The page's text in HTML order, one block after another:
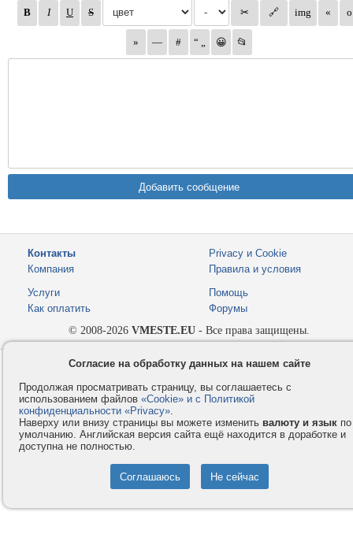
Контакты
Компания
Privacy и Cookie
Правила и условия
Услуги
Как оплатить
Помощь
Форумы
© 2008-2026 VMESTE.EU - Все права защищены.
Согласие на обработку данных на нашем сайте
Продолжая просматривать страницу, вы соглашаетесь с
использованием файлов «Cookie» и с Политикой
конфиденциальности «Privacy».
Наверху или внизу страницы вы можете изменить валюту и язык по
умолчанию. Английская версия сайта ещё находится в доработке и
доступна не полностью.